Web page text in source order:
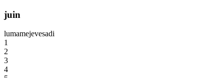
juin
lumamejevesadi
1
2
3
4